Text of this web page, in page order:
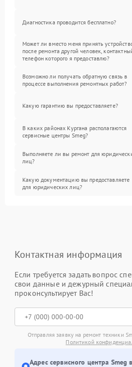
Диагностика проводится бесплатно?
Может ли вместо меня принять
после ремонта другой человек,
телефон которого я предоставлю?
Возможно ли получать обратную связь в
процессе выполнения ремонтных работ?
Какую гарантию вы предоставляете?
В каких районах Кургана располагаются
сервисные центры Smeg?
Выполняете ли вы ремонт для
лиц?
Какую документацию вы предоставляете
для юридических лиц?
Контактная информация
Если требуется задать вопрос
свои данные и дежурный
проконсультирует Вас!
Отправляя заявку на ремонт техники
Политикой
Адрес сервисного центра Smeg